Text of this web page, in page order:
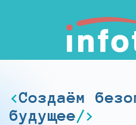
Создаём
будущее